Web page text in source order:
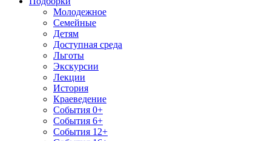
Молодежное
Семейные
Детям
Доступная среда
Льготы
Экскурсии
Лекции
История
Краеведение
События 0+
События 6+
События 12+